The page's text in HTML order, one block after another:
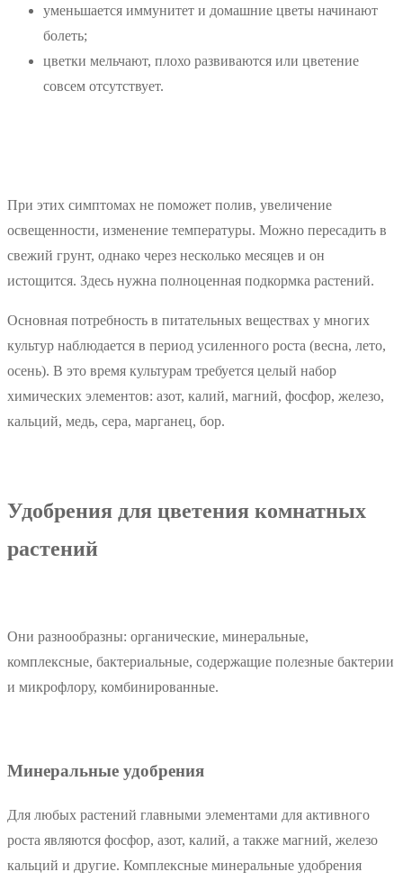
уменьшается иммунитет и домашние цветы начинают
болеть;
цветки мельчают, плохо развиваются или цветение
совсем отсутствует.
При этих симптомах не поможет полив, увеличение
освещенности, изменение температуры. Можно пересадить в
свежий грунт, однако через несколько месяцев и он
истощится. Здесь нужна полноценная подкормка растений.
Основная потребность в питательных веществах у многих
культур наблюдается в период усиленного роста (весна, лето,
осень). В это время культурам требуется целый набор
химических элементов: азот, калий, магний, фосфор, железо,
кальций, медь, сера, марганец, бор.
Удобрения для цветения комнатных
растений
Они разнообразны: органические, минеральные,
комплексные, бактериальные, содержащие полезные бактерии
и микрофлору, комбинированные.
Минеральные удобрения
Для любых растений главными элементами для активного
роста являются фосфор, азот, калий, а также магний, железо
кальций и другие. Комплексные минеральные удобрения